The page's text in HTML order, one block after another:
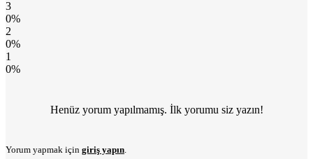
3
0%
2
0%
1
0%
Henüz yorum yapılmamış. İlk yorumu siz yazın!
Yorum yapmak için giriş yapın.